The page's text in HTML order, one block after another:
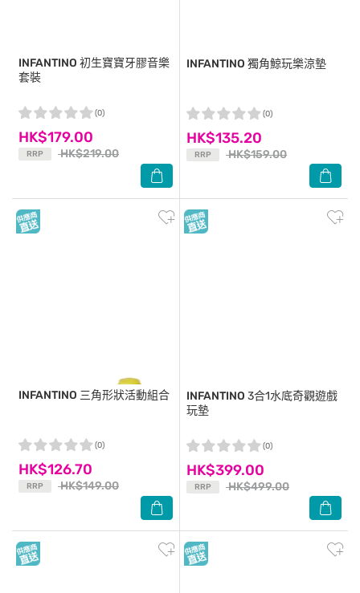
INFANTINO 初生寶寶牙膠音樂
套裝
HK$179.00
RRP HK$219.00
(0)
INFANTINO 獨角鯨玩樂涼墊
HK$135.20
RRP HK$159.00
(0)
INFANTINO 三角形狀活動組合
HK$126.70
RRP HK$149.00
(0)
INFANTINO 3合1水底奇觀遊戲
玩墊
HK$399.00
RRP HK$499.00
(0)